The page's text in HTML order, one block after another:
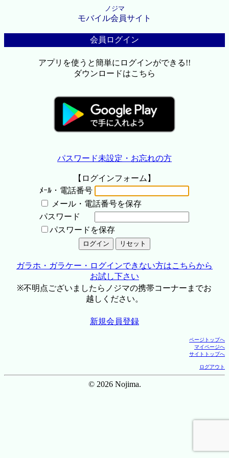
ノジマ
モバイル会員サイト
会員ログイン
アプリを使うと簡単にログインができる!!
ダウンロードはこちら
パスワード未設定・お忘れの方
【ログインフォーム】
ﾒｰﾙ・電話番号
メール・電話番号を保存
パスワード
パスワードを保存
ガラホ・ガラケー・ログインできない方はこちらから
お試し下さい
※不明点ございましたらノジマの携帯コーナーまでお
越しください。
新規会員登録
ページトップへ
マイページへ
サイトトップへ
ログアウト
© 2026 Nojima.